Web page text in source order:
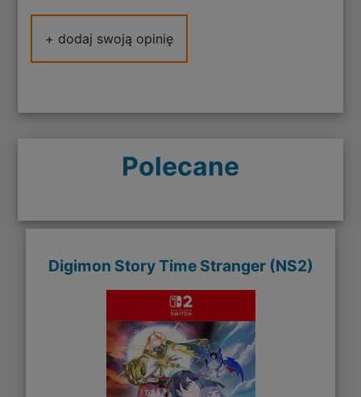
+ dodaj swoją opinię
Polecane
Digimon Story Time Stranger (NS2)